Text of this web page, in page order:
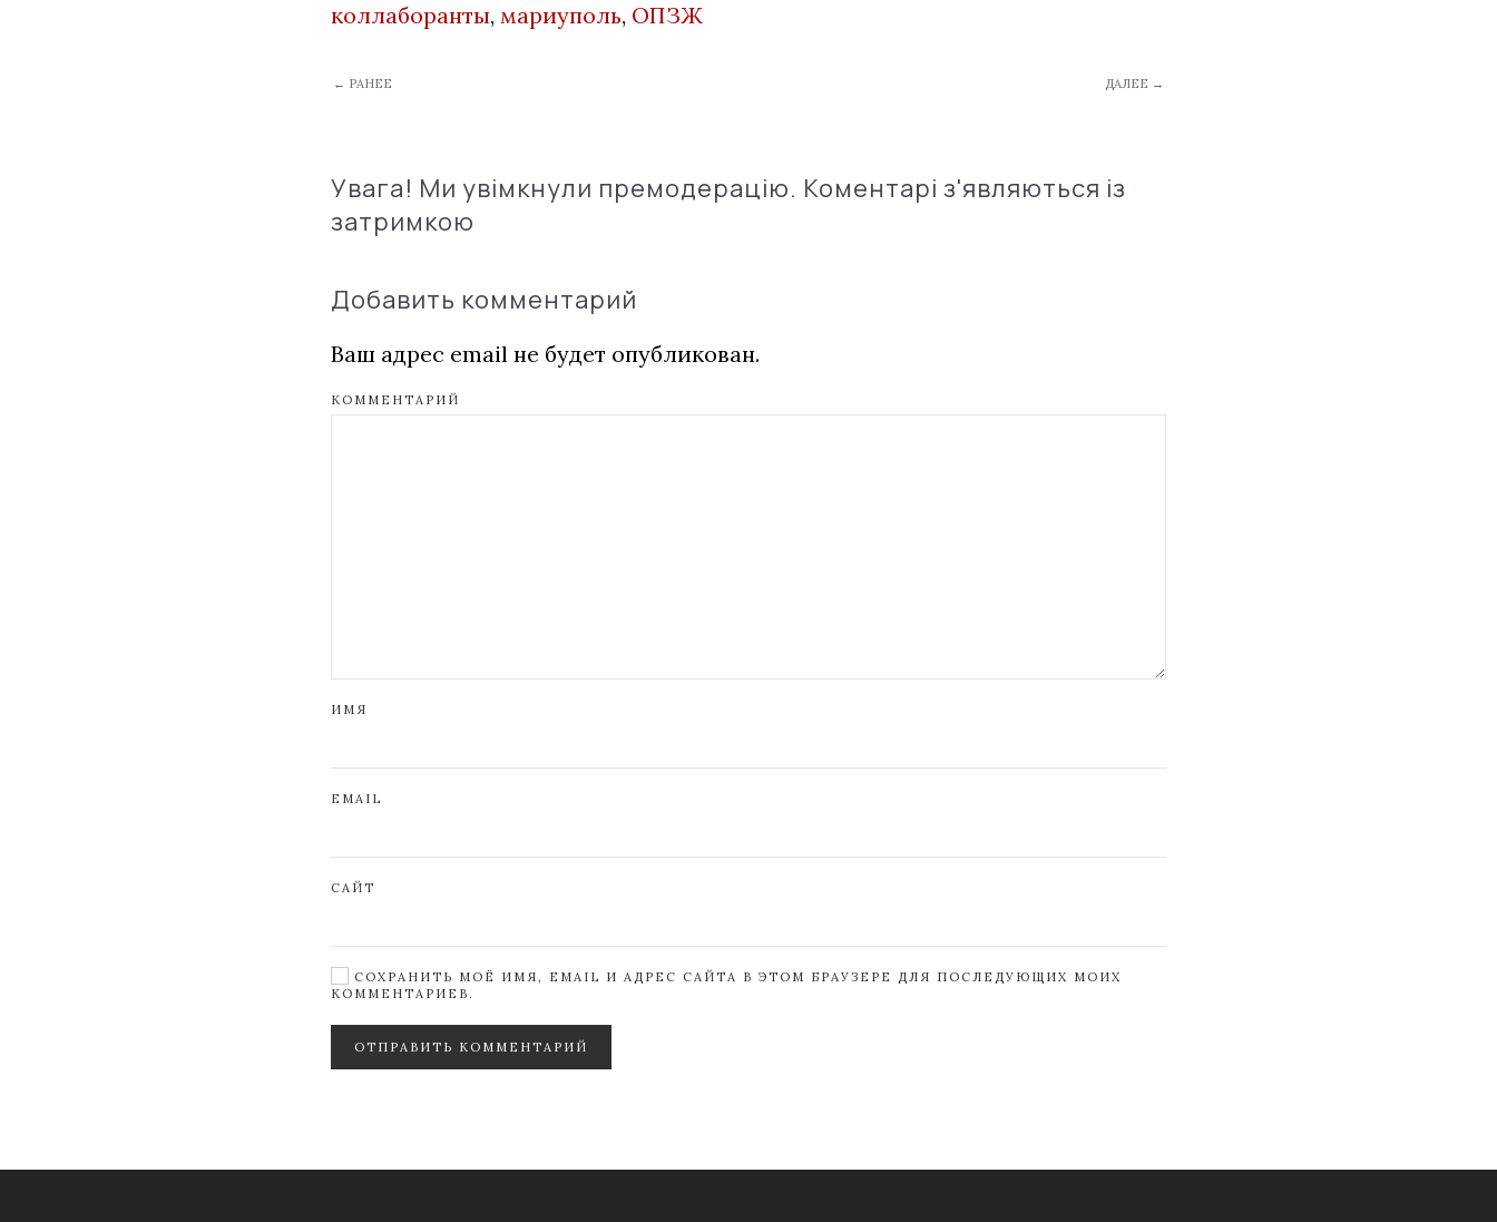
коллаборанты, мариуполь, ОПЗЖ
← РАНЕЕ ДАЛЕЕ →
Увага! Ми увімкнули премодерацію. Коментарі з'являються із
затримкою
Добавить комментарий
Ваш адрес email не будет опубликован.
КОММЕНТАРИЙ
ИМЯ
EMAIL
САЙТ
СОХРАНИТЬ МОЁ ИМЯ, EMAIL И АДРЕС САЙТА В ЭТОМ БРАУЗЕРЕ ДЛЯ ПОСЛЕДУЮЩИХ МОИХ
КОММЕНТАРИЕВ.
ОТПРАВИТЬ КОММЕНТАРИЙ